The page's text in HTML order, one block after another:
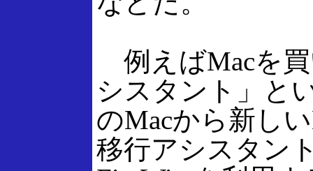
例えばMacを
シスタント」と
のMacから新し
移行アシスタン